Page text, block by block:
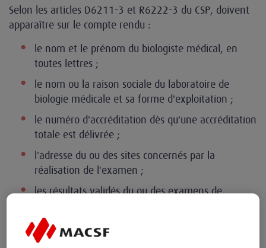
Selon les articles D6211-3 et R6222-3 du CSP, doivent
apparaître sur le compte rendu :
le nom et le prénom du biologiste médical, en
toutes lettres ;
le nom ou la raison sociale du laboratoire de
biologie médicale et sa forme d'exploitation ;
le numéro d'accréditation dès qu'une accréditation
totale est délivrée ;
l'adresse du ou des sites concernés par la
réalisation de l'examen ;
les résultats validés du ou des examens de
contextuelle ;
les principaux éléments pertinents du contexte